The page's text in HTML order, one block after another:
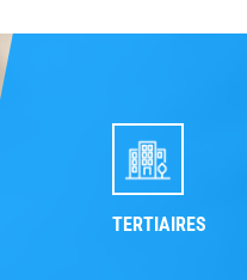
TERTIAIRES